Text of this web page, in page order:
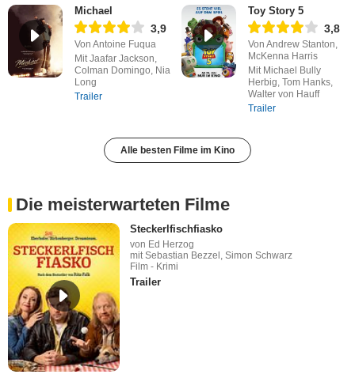
Michael
3,9
Von Antoine Fuqua
Mit Jaafar Jackson,
Colman Domingo, Nia
Long
Trailer
Toy Story 5
3,8
Von Andrew Stanton,
McKenna Harris
Mit Michael Bully
Herbig, Tom Hanks,
Walter von Hauff
Trailer
Alle besten Filme im Kino
Die meisterwarteten Filme
Steckerlfischfiasko
von Ed Herzog
mit Sebastian Bezzel, Simon Schwarz
Film - Krimi
Trailer